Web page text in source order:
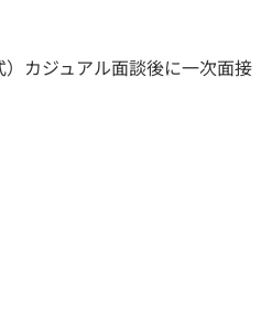
カジュアル面談後に一次面接